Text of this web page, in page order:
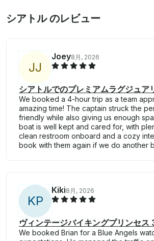
シアトル のレビュー
JJ
Joey8月, 2026
シアトルでのプレミアムラグジュア
We booked a 4-hour trip as a team
amazing time! The captain struck the
friendly while also giving us enough
boat is well kept and cared for, with
clean restroom onboard and a cozy
book with them again if we do another
KP
Kiki8月, 2026
ヴィンテージバイキングプリンセス
We booked Brian for a Blue Angels